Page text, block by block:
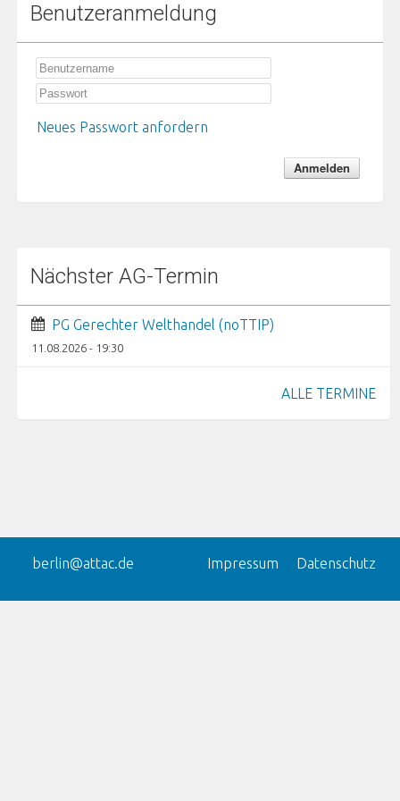
Benutzeranmeldung
Neues Passwort anfordern
Nächster AG-Termin
PG Gerechter Welthandel (noTTIP)
11.08.2026 - 19:30
ALLE TERMINE
berlin@attac.de Impressum Datenschutz